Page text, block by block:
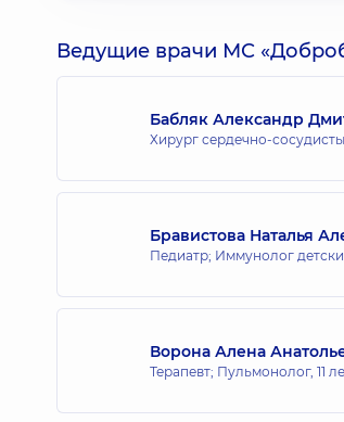
Ведущие врачи МС
Бабляк Александр
Хирург сердечно-
Бравистова Наталья
Педиатр; Иммунолог
Ворона Алена
Терапевт; Пульмонолог, 11